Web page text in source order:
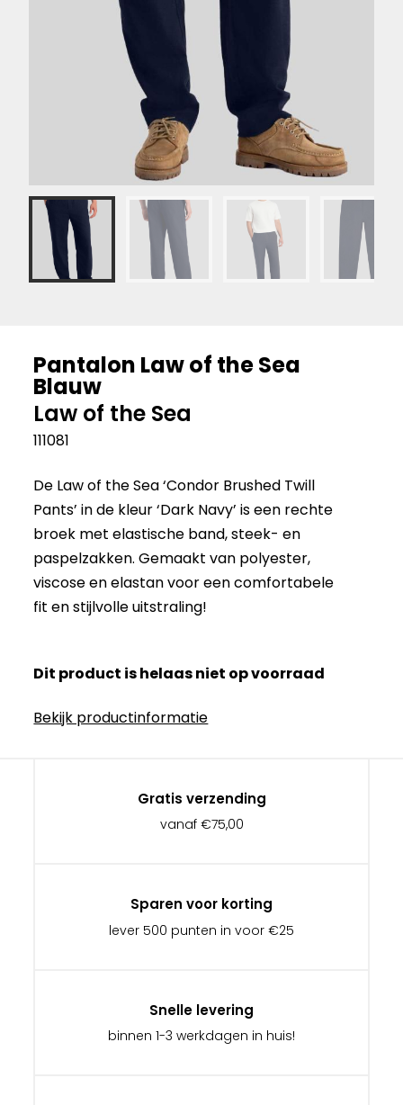
Pantalon Law of the Sea
Blauw
Law of the Sea
111081
De Law of the Sea ‘Condor Brushed Twill
Pants’ in de kleur ‘Dark Navy’ is een rechte
broek met elastische band, steek- en
paspelzakken. Gemaakt van polyester,
viscose en elastan voor een comfortabele
fit en stijlvolle uitstraling!
Dit product is helaas niet op voorraad
Bekijk productinformatie
Gratis verzending
vanaf €75,00
Sparen voor korting
lever 500 punten in voor €25
Snelle levering
binnen 1-3 werkdagen in huis!